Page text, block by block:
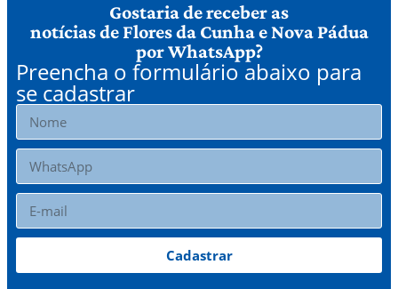
Gostaria de receber as
notícias de Flores da Cunha e Nova Pádua
por WhatsApp?
Preencha o formulário abaixo para
se cadastrar
Cadastrar